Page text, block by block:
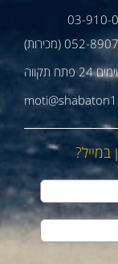
03-910-
(מכירות)